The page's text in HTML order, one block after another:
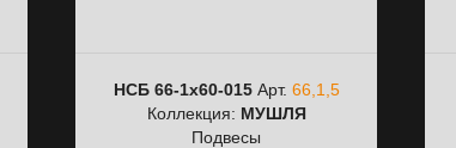
НСБ 66-1х60-015Арт. 66,1,5
Коллекция: МУШЛЯ
Подвесы